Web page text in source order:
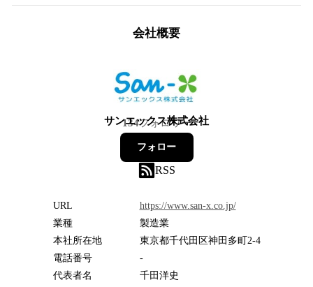
会社概要
サンエックス株式会社
134フォロワー
フォロー
RSS
URL
https://www.san-x.co.jp/
業種
製造業
本社所在地
東京都千代田区神田多町2-4
電話番号
-
代表者名
千田洋史